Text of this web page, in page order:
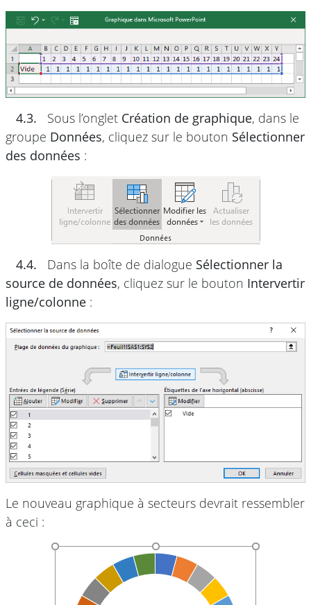
4.3. Sous l’onglet Création de graphique, dans le
groupe Données, cliquez sur le bouton Sélectionner
des données :
4.4. Dans la boîte de dialogue Sélectionner la
source de données, cliquez sur le bouton Intervertir
ligne/colonne :
Le nouveau graphique à secteurs devrait ressembler
à ceci :